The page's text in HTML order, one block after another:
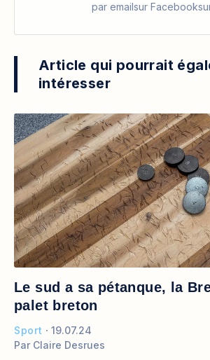
par emailsur Facebook
Article qui pourrait
intéresser
Le sud a sa pétanque, la
palet breton
Sport
19.07.24
Par Claire Desrues